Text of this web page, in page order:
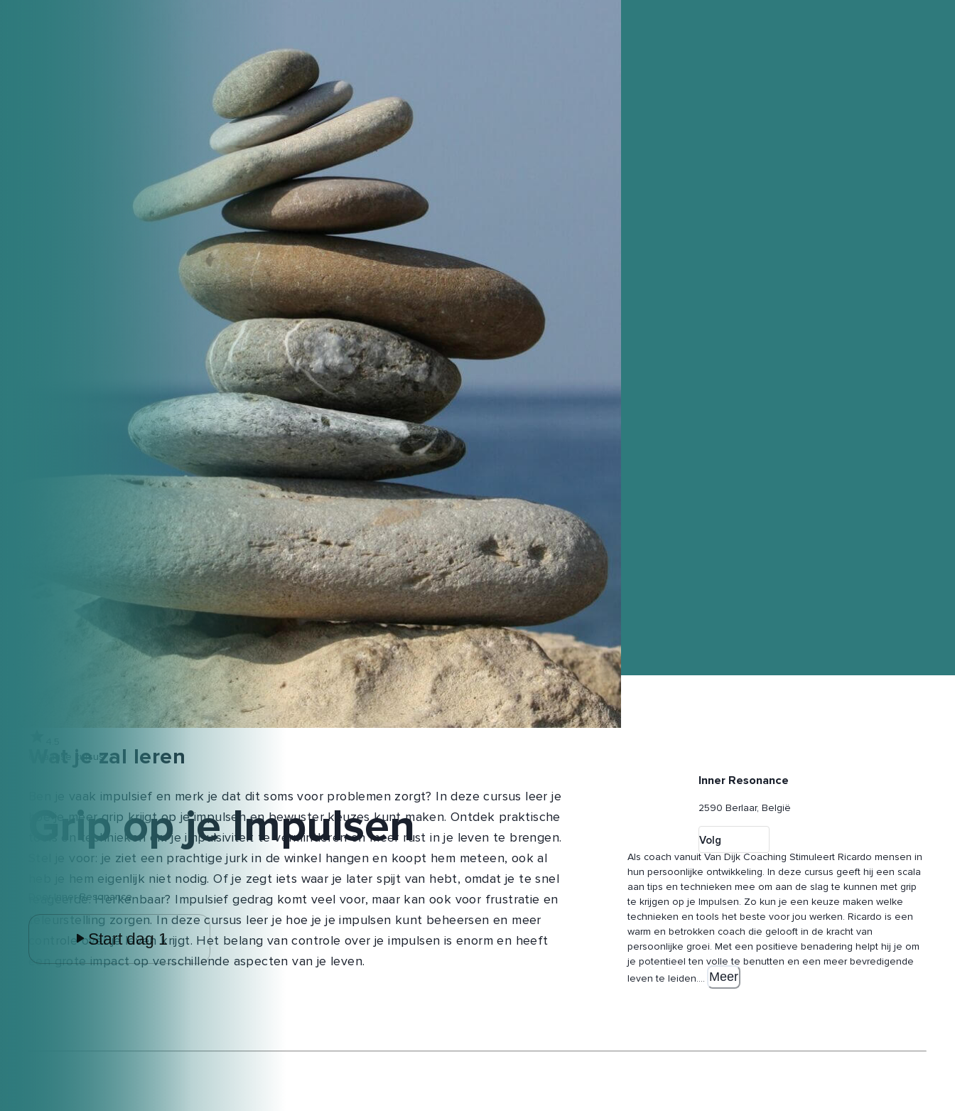
6 daagse cursus
Grip op je Impulsen
Inner Resonance
Start dag 1
Wat je zal leren
Ben je vaak impulsief en merk je dat dit soms voor problemen zorgt? In deze cursus leer je
hoe je meer grip krijgt op je impulsen en bewuster keuzes kunt maken. Ontdek praktische
tools en technieken om je impulsiviteit te verminderen en meer rust in je leven te brengen.
Stel je voor: je ziet een prachtige jurk in de winkel hangen en koopt hem meteen, ook al
heb je hem eigenlijk niet nodig. Of je zegt iets waar je later spijt van hebt, omdat je te snel
reageerde. Herkenbaar? Impulsief gedrag komt veel voor, maar kan ook voor frustratie en
teleurstelling zorgen. In deze cursus leer je hoe je je impulsen kunt beheersen en meer
controle over je leven krijgt. Het belang van controle over je impulsen is enorm en heeft
een grote impact op verschillende aspecten van je leven.
Inner Resonance
2590 Berlaar, België
Volg
Als coach vanuit Van Dijk Coaching Stimuleert Ricardo mensen in
hun persoonlijke ontwikkeling. In deze cursus geeft hij een scala
aan tips en technieken mee om aan de slag te kunnen met grip
te krijgen op je Impulsen. Zo kun je een keuze maken welke
technieken en tools het beste voor jou werken. Ricardo is een
warm en betrokken coach die gelooft in de kracht van
persoonlijke groei. Met een positieve benadering helpt hij je om
je potentieel ten volle te benutten en een meer bevredigende
leven te leiden.... Meer